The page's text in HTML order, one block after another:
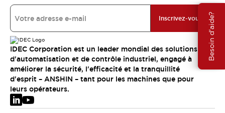
Besoin d'aide?
Inscrivez-vous
IDEC Corporation est un leader mondial des solutions
d'automatisation et de contrôle industriel, engagé à
améliorer la sécurité, l'efficacité et la tranquillité
d'esprit – ANSHIN – tant pour les machines que pour
leurs opérateurs.